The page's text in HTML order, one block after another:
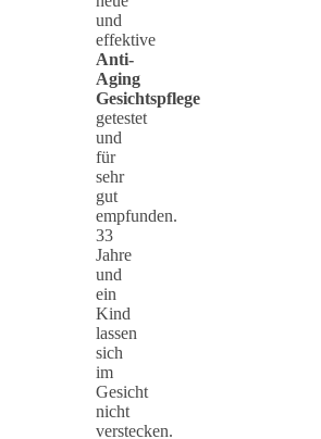
und
effektive
Anti-
Aging
Gesichtspflege
getestet
und
für
sehr
gut
empfunden.
33
Jahre
und
ein
Kind
lassen
sich
im
Gesicht
nicht
verstecken.